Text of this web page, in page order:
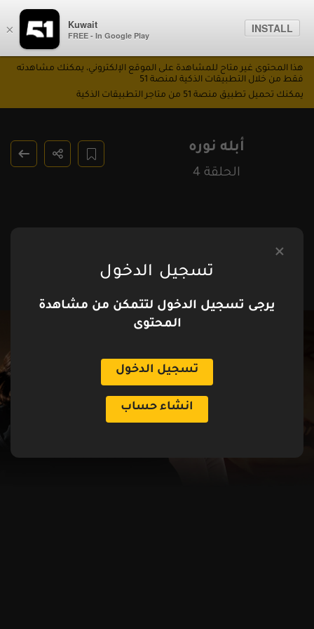
× Kuwait
FREE - In Google Play
INSTALL
أبله نوره
الحلقة 4
هذا المحتوى غير متاح للمشاهدة على الموقع الإلكتروني، يمكنك مشاهدته
فقط من خلال التطبيقات الذكية لمنصة 51
يمكنك تحميل تطبيق منصة 51 من متاجر التطبيقات الذكية
تسجيل الدخول
يرجى تسجيل الدخول لتتمكن من مشاهدة
المحتوى
تسجيل الدخول
انشاء حساب